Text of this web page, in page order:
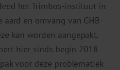
het Trimbos-instituut in
aard en omvang van GHB-
kan worden aangepakt.
hier sinds begin 2018
voor deze problematiek